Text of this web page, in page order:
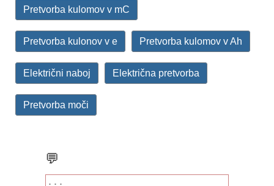
Pretvorba kulomov v mC
Pretvorba kulonov v e Pretvorba kulomov v Ah
Električni naboj Električna pretvorba
Pretvorba moči
💬